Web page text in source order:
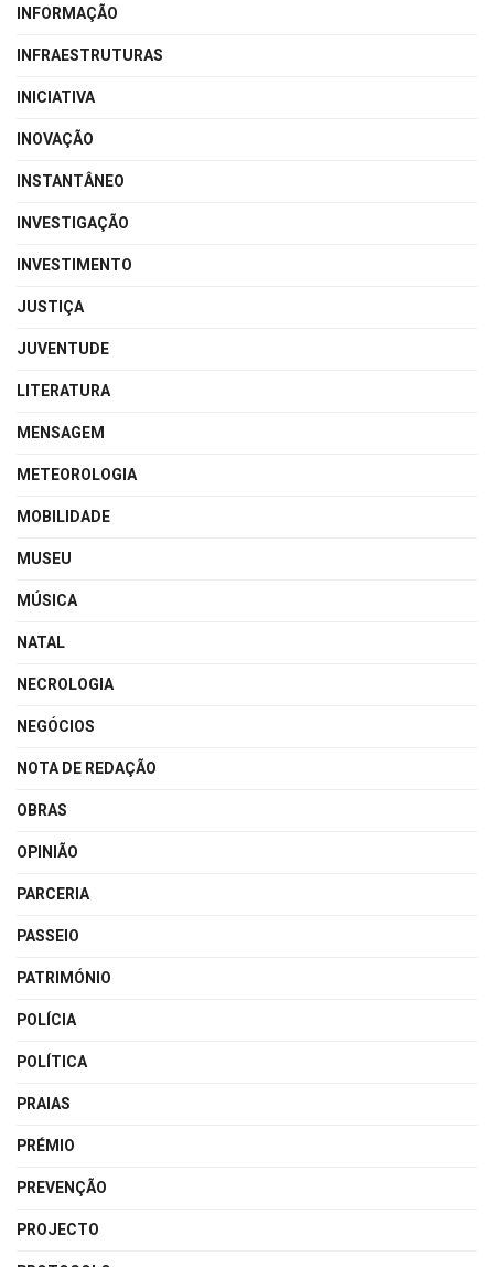
INFORMAÇÃO
INFRAESTRUTURAS
INICIATIVA
INOVAÇÃO
INSTANTÂNEO
INVESTIGAÇÃO
INVESTIMENTO
JUSTIÇA
JUVENTUDE
LITERATURA
MENSAGEM
METEOROLOGIA
MOBILIDADE
MUSEU
MÚSICA
NATAL
NECROLOGIA
NEGÓCIOS
NOTA DE REDAÇÃO
OBRAS
OPINIÃO
PARCERIA
PASSEIO
PATRIMÓNIO
POLÍCIA
POLÍTICA
PRAIAS
PRÉMIO
PREVENÇÃO
PROJECTO